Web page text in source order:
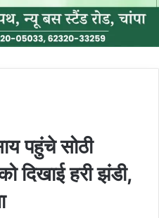
पहुंचे सोठी
दिखाई हरी झंडी,